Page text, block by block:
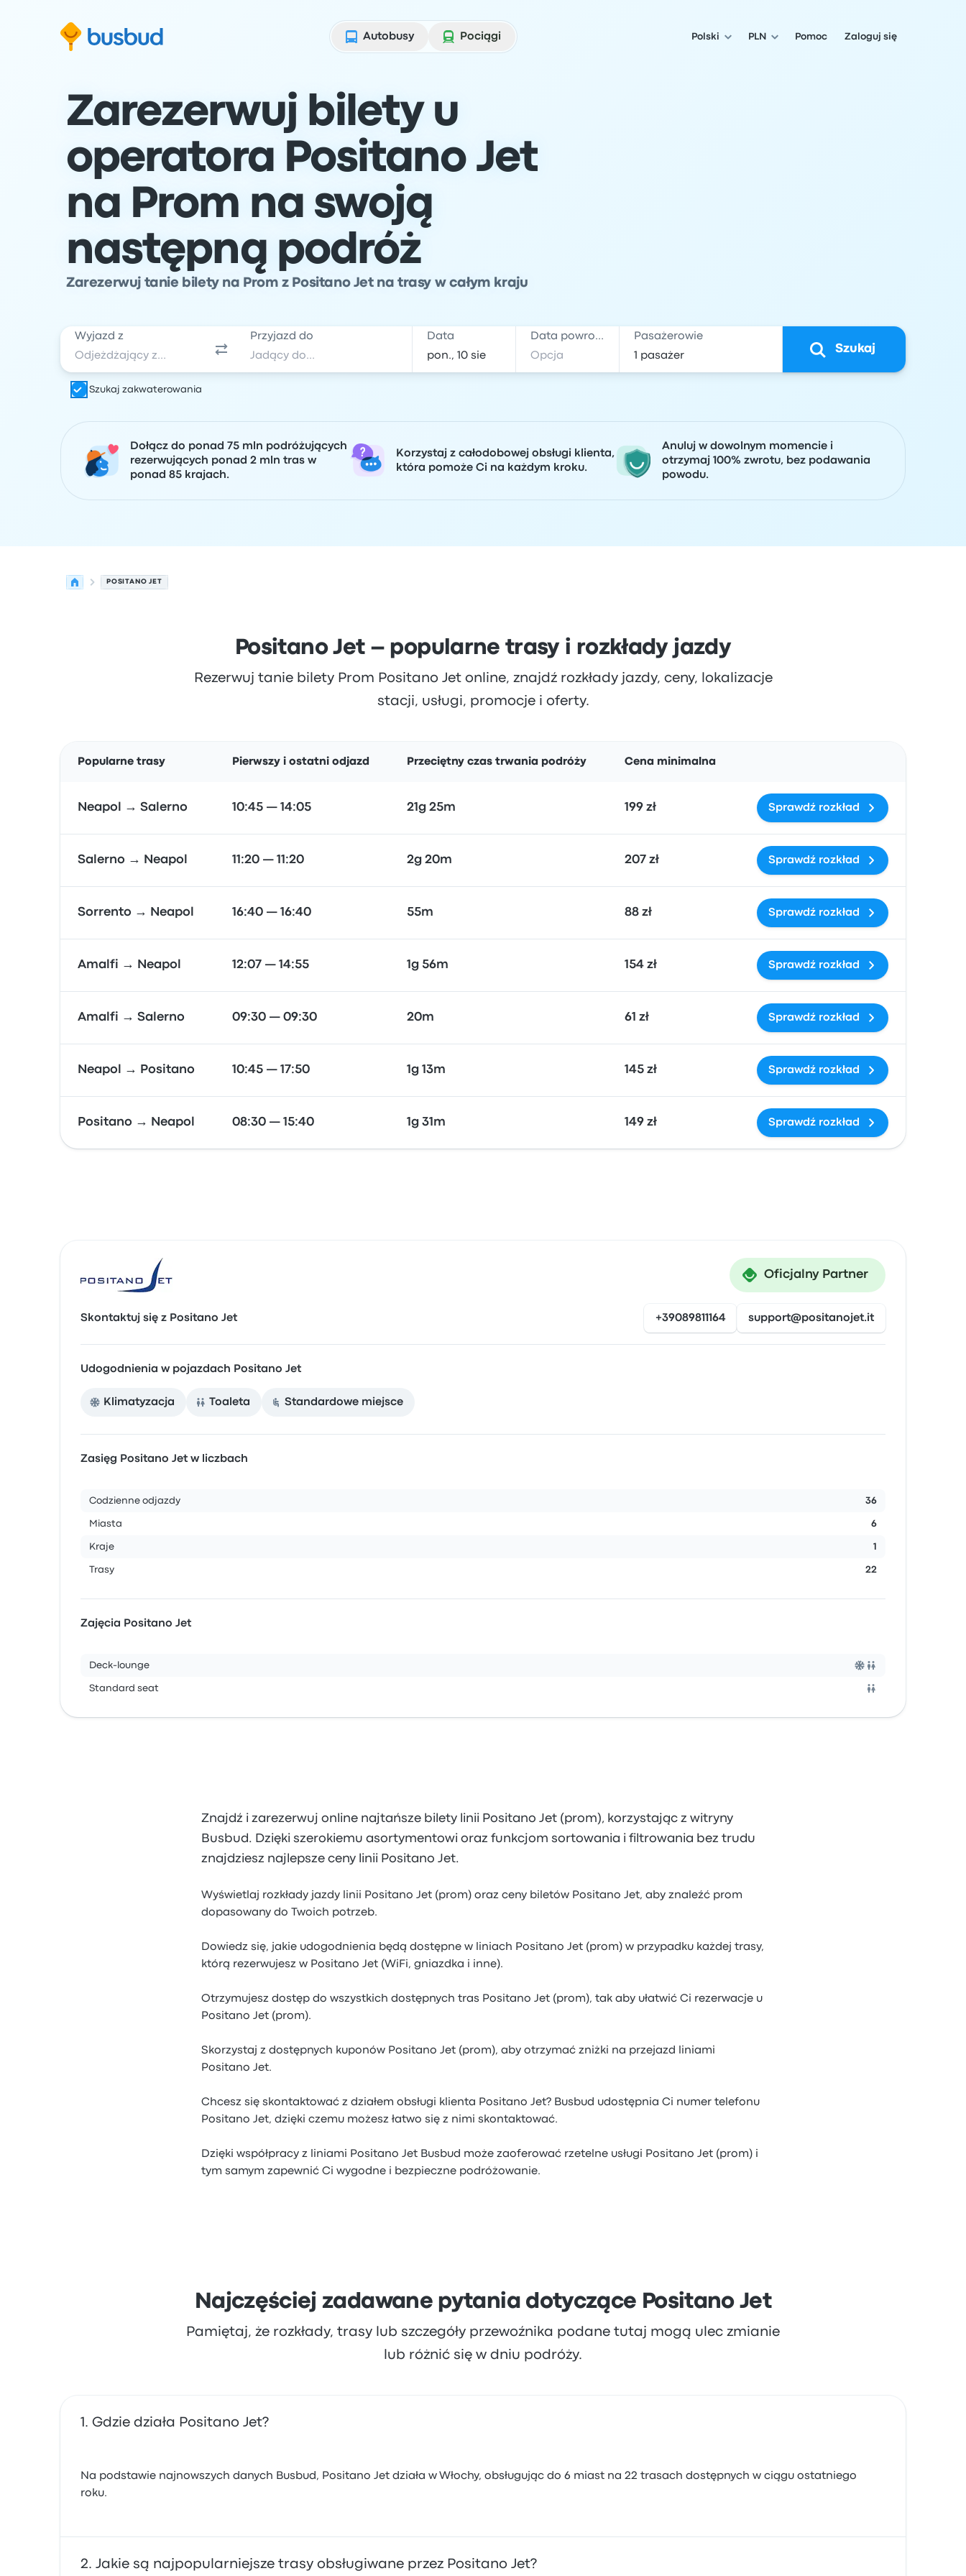
Autobusy
Pociągi Polski PLN Pomoc Zaloguj się
Zarezerwuj bilety u
operatora Positano Jet
na Prom na swoją
następną podróż
Zarezerwuj tanie bilety na Prom z Positano Jet na trasy w całym kraju
Wyjazd z Przyjazd do Data Data powrotu Pasażerowie
Szukaj
Szukaj zakwaterowania
Dołącz do ponad 75 mln podróżujących
rezerwujących ponad 2 mln tras w
ponad 85 krajach.
Korzystaj z całodobowej obsługi klienta,
która pomoże Ci na każdym kroku.
Anuluj w dowolnym momencie i
otrzymaj 100% zwrotu, bez podawania
powodu.
POSITANO JET
Positano Jet – popularne trasy i rozkłady jazdy
Rezerwuj tanie bilety Prom Positano Jet online, znajdź rozkłady jazdy, ceny, lokalizacje
stacji, usługi, promocje i oferty.
Popularne trasy Pierwszy i ostatni odjazd Przeciętny czas trwania podróży Cena minimalna
Neapol → Salerno 10:45 — 14:05 21g 25m 199 zł Sprawdź rozkład
Salerno → Neapol 11:20 — 11:20 2g 20m 207 zł Sprawdź rozkład
Sorrento → Neapol 16:40 — 16:40 55m 88 zł Sprawdź rozkład
Amalfi → Neapol 12:07 — 14:55 1g 56m 154 zł Sprawdź rozkład
Amalfi → Salerno 09:30 — 09:30 20m 61 zł Sprawdź rozkład
Neapol → Positano 10:45 — 17:50 1g 13m 145 zł Sprawdź rozkład
Positano → Neapol 08:30 — 15:40 1g 31m 149 zł Sprawdź rozkład
Oficjalny Partner
Skontaktuj się z Positano Jet +39089811164 support@positanojet.it
Udogodnienia w pojazdach Positano Jet
Klimatyzacja Toaleta Standardowe miejsce
Zasięg Positano Jet w liczbach
Codzienne odjazdy 36
Miasta 6
Kraje 1
Trasy 22
Zajęcia Positano Jet
Deck-lounge
Standard seat
Znajdź i zarezerwuj online najtańsze bilety linii Positano Jet (prom), korzystając z witryny
Busbud. Dzięki szerokiemu asortymentowi oraz funkcjom sortowania i filtrowania bez trudu
znajdziesz najlepsze ceny linii Positano Jet.
Wyświetlaj rozkłady jazdy linii Positano Jet (prom) oraz ceny biletów Positano Jet, aby znaleźć prom
dopasowany do Twoich potrzeb.
Dowiedz się, jakie udogodnienia będą dostępne w liniach Positano Jet (prom) w przypadku każdej trasy,
którą rezerwujesz w Positano Jet (WiFi, gniazdka i inne).
Otrzymujesz dostęp do wszystkich dostępnych tras Positano Jet (prom), tak aby ułatwić Ci rezerwacje u
Positano Jet (prom).
Skorzystaj z dostępnych kuponów Positano Jet (prom), aby otrzymać zniżki na przejazd liniami
Positano Jet.
Chcesz się skontaktować z działem obsługi klienta Positano Jet? Busbud udostępnia Ci numer telefonu
Positano Jet, dzięki czemu możesz łatwo się z nimi skontaktować.
Dzięki współpracy z liniami Positano Jet Busbud może zaoferować rzetelne usługi Positano Jet (prom) i
tym samym zapewnić Ci wygodne i bezpieczne podróżowanie.
Najczęściej zadawane pytania dotyczące Positano Jet
Pamiętaj, że rozkłady, trasy lub szczegóły przewoźnika podane tutaj mogą ulec zmianie
lub różnić się w dniu podróży.
Gdzie działa Positano Jet?
Na podstawie najnowszych danych Busbud, Positano Jet działa w Włochy, obsługując do 6 miast na 22 trasach dostępnych w ciągu ostatniego
roku.
Jakie są najpopularniejsze trasy obsługiwane przez Positano Jet?